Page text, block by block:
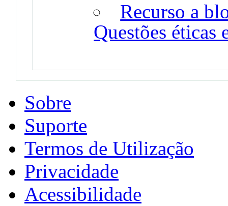
Recurso a
Questões
Sobre
Suporte
Termos de Utilização
Privacidade
Acessibilidade